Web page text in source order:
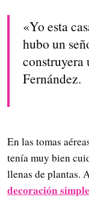
«Yo esta
hubo un
construyera
Fernández.
En las tomas
tenía muy bien
llenas de plantas.
decoración simple